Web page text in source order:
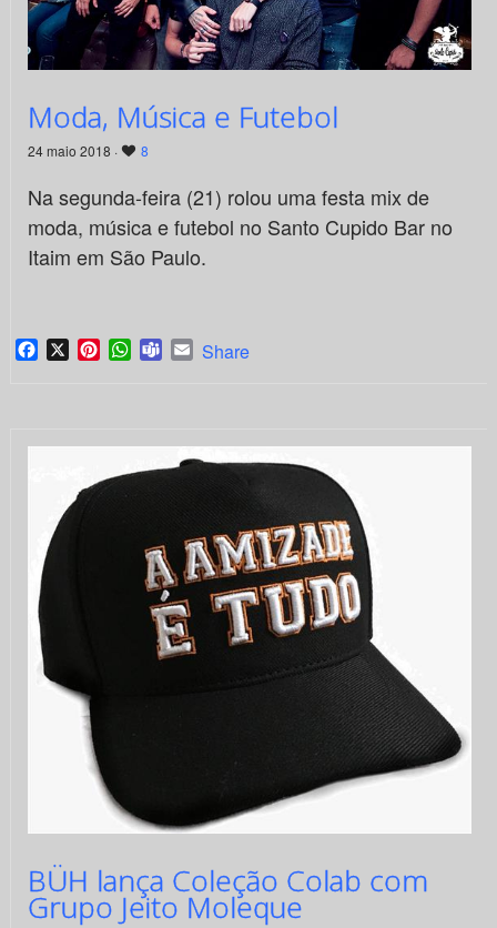
Moda, Música e Futebol
24 maio 2018 · 8
Na segunda-feira (21) rolou uma festa mix de
moda, música e futebol no Santo Cupido Bar no
Itaim em São Paulo.
Facebook
X PinterestWhatsApp
TeamsEmail
Share
BÜH lança Coleção Colab com
Grupo Jeito Moleque